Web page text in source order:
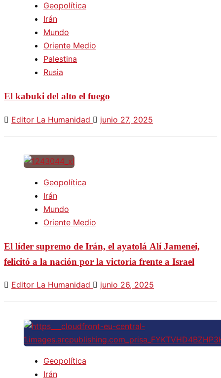
Geopolítica
Irán
Mundo
Oriente Medio
Palestina
Rusia
El kabuki del alto el fuego
Editor La Humanidad junio 27, 2025
Geopolítica
Irán
Mundo
Oriente Medio
El líder supremo de Irán, el ayatolá Alí Jamenei,
felicitó a la nación por la victoria frente a Israel
Editor La Humanidad junio 26, 2025
Geopolítica
Irán